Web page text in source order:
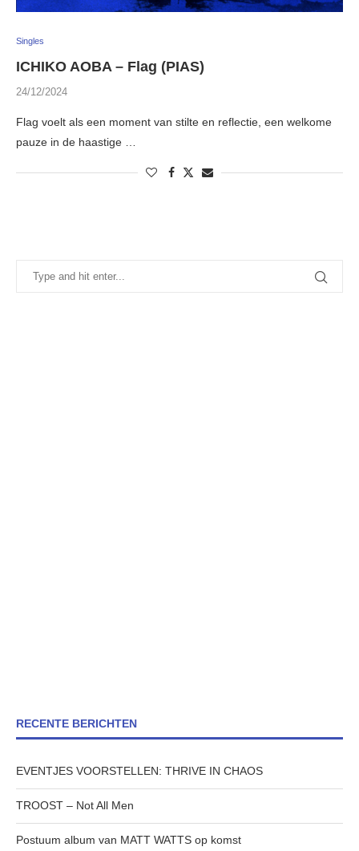
Singles
ICHIKO AOBA – Flag (PIAS)
24/12/2024
Flag voelt als een moment van stilte en reflectie, een welkome
pauze in de haastige …
RECENTE BERICHTEN
EVENTJES VOORSTELLEN: THRIVE IN CHAOS
TROOST – Not All Men
Postuum album van MATT WATTS op komst